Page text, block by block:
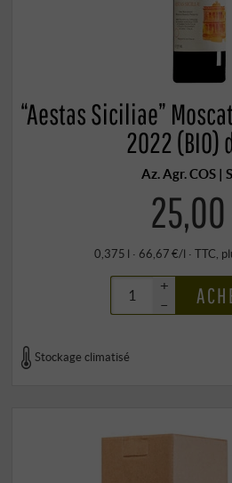
“Aestas Siciliae”
2022 (BIO)
Az. Agr. COS |
0,375 l · 66,67 €/l · TTC ,
+
–
Stockage climatisé